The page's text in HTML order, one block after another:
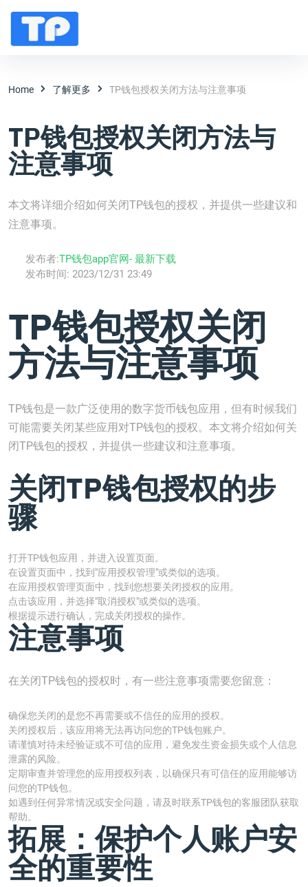
Home 了解更多 TP钱包授权关闭方法与注意事项
TP钱包授权关闭方法与
注意事项
本文将详细介绍如何关闭TP钱包的授权，并提供一些建议和
注意事项。
发布者:TP钱包app官网- 最新下载
发布时间: 2023/12/31 23:49
TP钱包授权关闭
方法与注意事项
TP钱包是一款广泛使用的数字货币钱包应用，但有时候我们
可能需要关闭某些应用对TP钱包的授权。本文将介绍如何关
闭TP钱包的授权，并提供一些建议和注意事项。
关闭TP钱包授权的步
骤
打开TP钱包应用，并进入设置页面。
在设置页面中，找到"应用授权管理"或类似的选项。
在应用授权管理页面中，找到您想要关闭授权的应用。
点击该应用，并选择"取消授权"或类似的选项。
根据提示进行确认，完成关闭授权的操作。
注意事项
在关闭TP钱包的授权时，有一些注意事项需要您留意：
确保您关闭的是您不再需要或不信任的应用的授权。
关闭授权后，该应用将无法再访问您的TP钱包账户。
请谨慎对待未经验证或不可信的应用，避免发生资金损失或个人信息
泄露的风险。
定期审查并管理您的应用授权列表，以确保只有可信任的应用能够访
问您的TP钱包。
如遇到任何异常情况或安全问题，请及时联系TP钱包的客服团队获取
帮助。
拓展：保护个人账户安
全的重要性